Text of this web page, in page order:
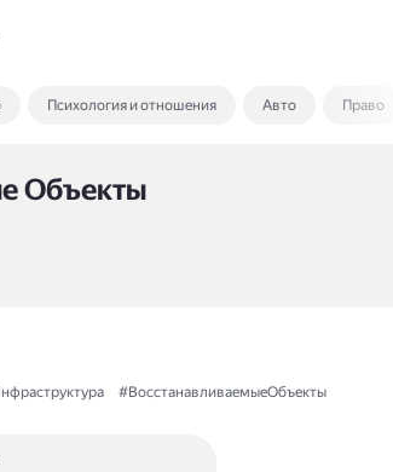
Психология и отношения Авто Право
Объекты
#ВосстанавливаемыеОбъекты